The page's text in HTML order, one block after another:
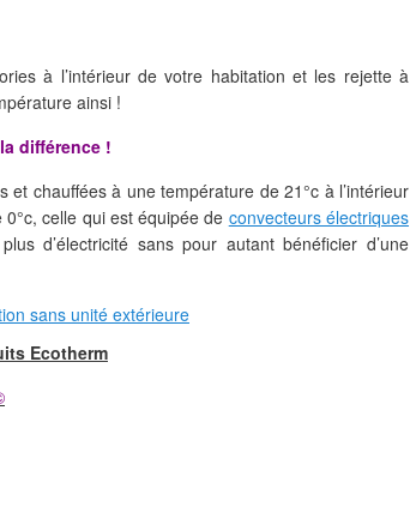
à l’intérieur de votre habitation et les rejette à
ainsi !
différence !
et chauffées à une température de 21°c à l’intérieur
celle qui est équipée de convecteurs électriques
d’électricité sans pour autant bénéficier d’une
Ecotherm